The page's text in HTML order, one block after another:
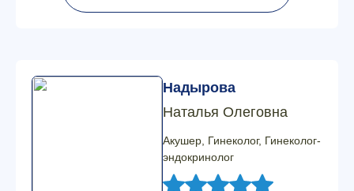
Надырова
Наталья Олеговна
Акушер, Гинеколог, Гинеколог-
эндокринолог